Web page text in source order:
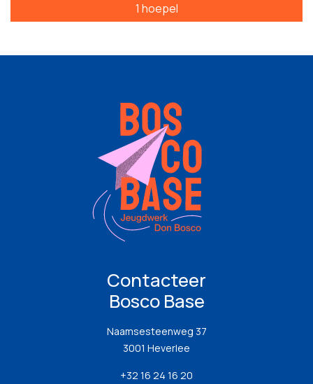
1 hoepel
Contacteer
Bosco Base
Naamsesteenweg 37
3001 Heverlee
+32 16 24 16 20